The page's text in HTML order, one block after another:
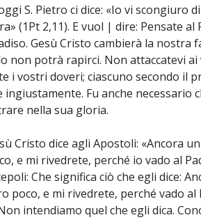
S. Pietro ci dice: «Io vi scongiuro
(1Pt 2,11). E vuol | dire: Pensate al
Gesù Cristo cambierà la nostra
non potrà rapirci. Non attaccatevi ai
i vostri doveri; ciascuno secondo il
Fu anche necessario
nella sua gloria.
Cristo dice agli Apostoli: «Ancora
e mi rivedrete, perché io vado al
Che significa ciò che egli dice:
poco, e mi rivedrete, perché vado al
intendiamo quel che egli dica.